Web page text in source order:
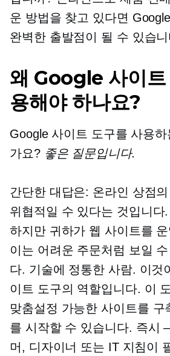
운 방법을 찾고 있다면
완벽한 출발점이 될 수 있습니
왜 Google 사이트
용해야 하나요?
Google 사이트 도구를 사용
가요? 좋은 질문입니다.
간단한 대답은: 온라인 상점
위협적일 수 있다는 것입니다
하지만 귀하가 웹 사이트를
이는 어려운 주문처럼 보일 수
다. 기술에 정통한 사람. 이것
이트 도구의 역할입니다. 이
맞춤설정 가능한 사이트를 구
를 시작할 수 있습니다. 즉시
머, 디자이너 또는 IT 지침이